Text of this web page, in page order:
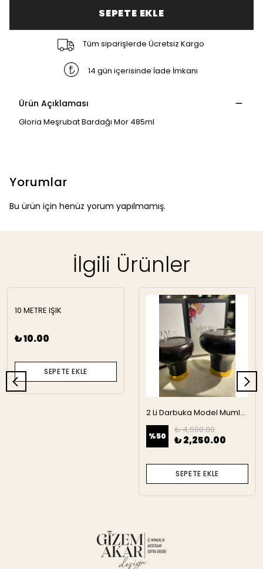
SEPETE EKLE
Tüm siparişlerde Ücretsiz Kargo
14 gün içerisinde İade İmkanı
Ürün Açıklaması
Gloria Meşrubat Bardağı Mor 485ml
Yorumlar
Bu ürün için henüz yorum yapılmamış.
İlgili Ürünler
10 METRE IŞIK
₺ 10.00
SEPETE EKLE
2 Li Darbuka Model Mumluk
%50
₺ 4,500.00
₺ 2,250.00
SEPETE EKLE